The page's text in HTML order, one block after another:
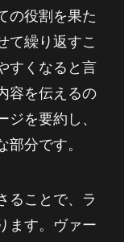
の役割を果た
て繰り返すこ
すくなると言
容を伝えるの
を要約し、
分です。
ることで、ラ
ます。ヴァー